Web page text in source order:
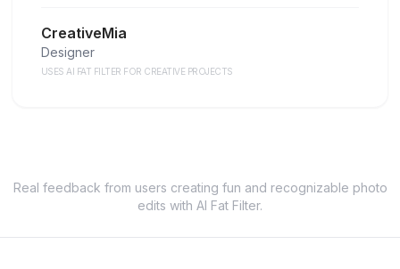
CreativeMia
Designer
USES AI FAT FILTER FOR CREATIVE PROJECTS
Real feedback from users creating fun and recognizable photo
edits with AI Fat Filter.